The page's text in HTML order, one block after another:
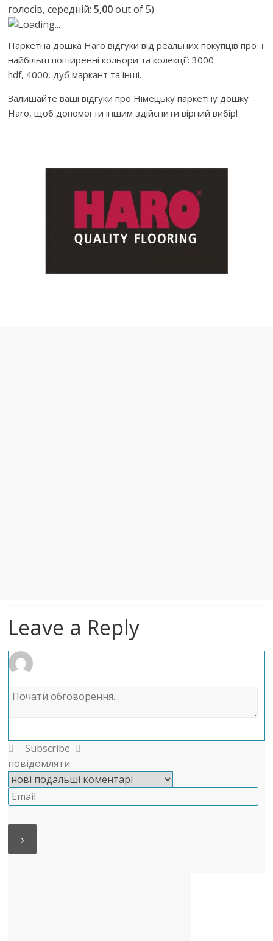
голосів, середній:5,00out of 5)
Loading...
Паркетна дошка Haro відгуки від реальних покупців про її
найбільш поширенні кольори та колекції: 3000
hdf, 4000, дуб маркант та інші.
Залишайте ваші відгуки про Німецьку паркетну дошку
Haro, щоб допомогти іншим здійснити вірний вибір!
Leave a Reply
Subscribe
повідомляти